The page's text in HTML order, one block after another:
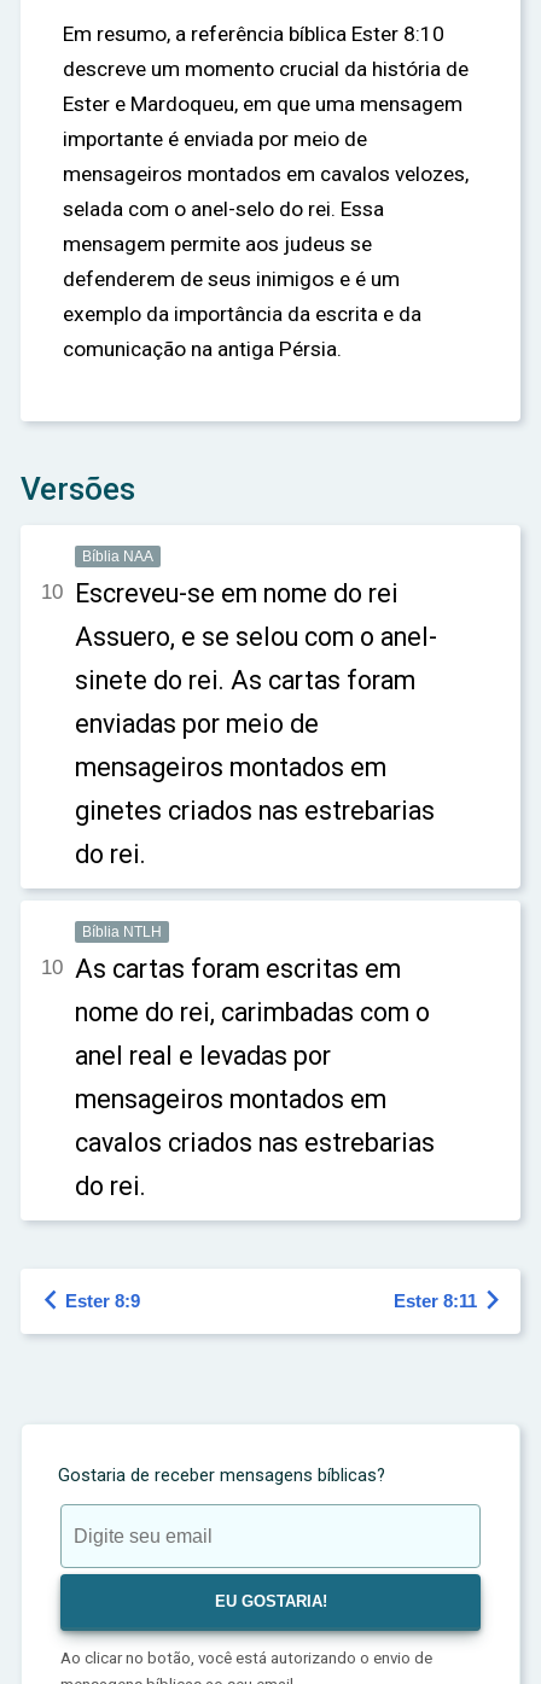
Em resumo, a referência bíblica Ester 8:10
descreve um momento crucial da história de
Ester e Mardoqueu, em que uma mensagem
importante é enviada por meio de
mensageiros montados em cavalos velozes,
selada com o anel-selo do rei. Essa
mensagem permite aos judeus se
defenderem de seus inimigos e é um
exemplo da importância da escrita e da
comunicação na antiga Pérsia.
Versões
Bíblia NAA
10 Escreveu-se em nome do rei
Assuero, e se selou com o anel-
sinete do rei. As cartas foram
enviadas por meio de
mensageiros montados em
ginetes criados nas estrebarias
do rei.
Bíblia NTLH
10 As cartas foram escritas em
nome do rei, carimbadas com o
anel real e levadas por
mensageiros montados em
cavalos criados nas estrebarias
do rei.
 Ester 8:9 Ester 8:11 
Gostaria de receber mensagens bíblicas?
Ao clicar no botão, você está autorizando o envio de